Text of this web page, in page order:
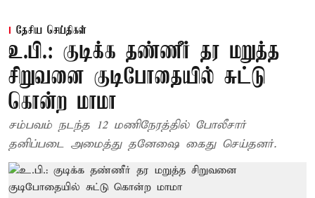
தேசிய செய்திகள்
உ.பி.: குடிக்க தண்ணீர் தர மறுத்த
சிறுவனை குடிபோதையில் சுட்டு
கொன்ற மாமா
சம்பவம் நடந்த 12 மணிநேரத்தில் போலீசார்
தனிப்படை அமைத்து தனேஷை கைது செய்தனர்.